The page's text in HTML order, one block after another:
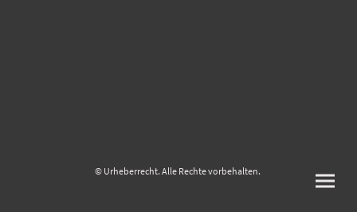
© Urheberrecht. Alle Rechte vorbehalten.